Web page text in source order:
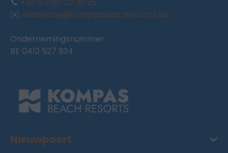
📞 +32 (0)58-22 30 25
✉️ westende@kompasbeachresorts.be
Ondernemingsnummer
BE 0412 527 934
Nieuwpoort